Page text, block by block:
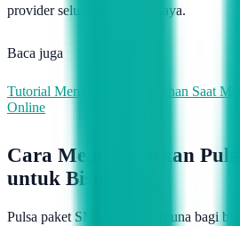
provider seluler yang tepercaya.
Baca juga
Tutorial Menghindari Kesalahan Saat
Online
Cara Memanfaatkan
untuk Bisnis
Pulsa paket SMS sangat berguna bagi